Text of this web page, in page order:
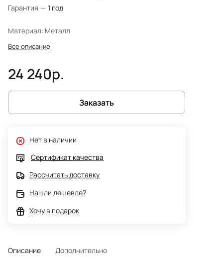
Гарантия — 1 год
Материал: Металл
Все описание
24 240р.
Заказать
Нет в наличии
Сертификат качества
Рассчитать доставку
Нашли дешевле?
Хочу в подарок
Описание Дополнительно